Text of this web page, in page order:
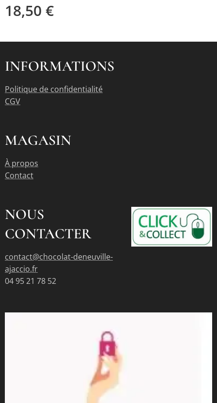
18,50 €
INFORMATIONS
Politique de confidentialité
CGV
MAGASIN
À propos
Contact
NOUS
CONTACTER
contact@chocolat-deneuville-
ajaccio.fr
04 95 21 78 52